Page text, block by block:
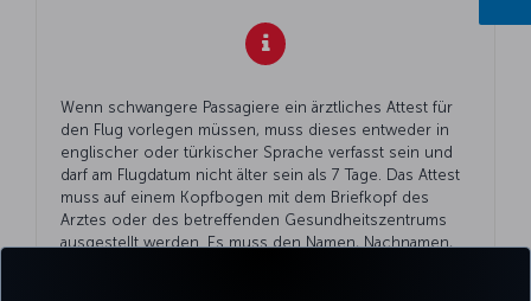
Wenn schwangere Passagiere ein ärztliches Attest für
den Flug vorlegen müssen, muss dieses entweder in
englischer oder türkischer Sprache verfasst sein und
darf am Flugdatum nicht älter sein als 7 Tage. Das Attest
muss auf einem Kopfbogen mit dem Briefkopf des
Arztes oder des betreffenden Gesundheitszentrums
ausgestellt werden. Es muss den Namen, Nachnamen,